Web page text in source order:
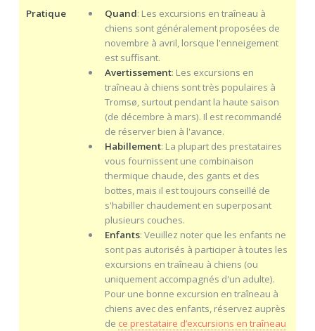
Pratique Quand: Les excursions en traîneau à
chiens sont généralement proposées de
novembre à avril, lorsque l'enneigement
est suffisant.
Avertissement: Les excursions en
traîneau à chiens sont très populaires à
Tromsø, surtout pendant la haute saison
(de décembre à mars). Il est recommandé
de réserver bien à l'avance.
Habillement: La plupart des prestataires
vous fournissent une combinaison
thermique chaude, des gants et des
bottes, mais il est toujours conseillé de
s'habiller chaudement en superposant
plusieurs couches.
Enfants: Veuillez noter que les enfants ne
sont pas autorisés à participer à toutes les
excursions en traîneau à chiens (ou
uniquement accompagnés d'un adulte).
Pour une bonne excursion en traîneau à
chiens avec des enfants, réservez auprès
de ce prestataire d’excursions en traîneau